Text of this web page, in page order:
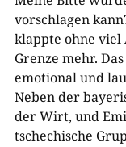
vorschlagen
klappte ohne viel
Grenze mehr.
emotional und
Neben der
der Wirt, und
tschechische